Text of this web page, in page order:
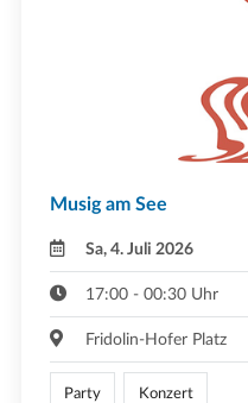
Musig am See
Sa, 4. Juli 2026
17:00 - 00:30 Uhr
Fridolin-Hofer Platz
Party Konzert